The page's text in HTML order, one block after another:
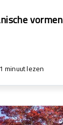
vormen
1 minuut lezen